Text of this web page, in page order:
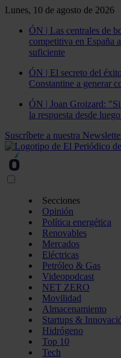
Lunes, 10 de agosto de 2026
ÓN | Las centrales de
competitiva en España
suficiente
ÓN | El secreto del
Constantine a generar
ÓN | Joan Groizard:
la respuesta desde
Suscríbete a nuestra
Secciones
Opinión
Política energética
Renovables
Mercados
Eléctricas
Petróleo & Gas
Videopodcast
NET ZERO
Movilidad
Almacenamiento
Startups &
Hidrógeno
Top 10
Tech